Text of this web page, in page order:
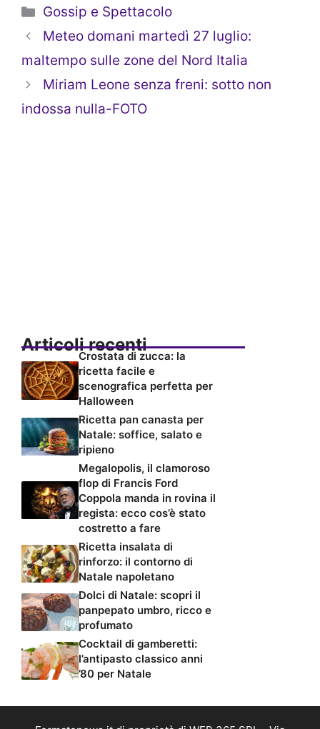
Categorie
Gossip e Spettacolo
Meteo domani martedì 27 luglio:
maltempo sulle zone del Nord Italia
Miriam Leone senza freni: sotto non
indossa nulla-FOTO
Articoli recenti
Crostata di zucca: la
ricetta facile e
scenografica perfetta per
Halloween
Ricetta pan canasta per
Natale: soffice, salato e
ripieno
Megalopolis, il clamoroso
flop di Francis Ford
Coppola manda in rovina il
regista: ecco cos’è stato
costretto a fare
Ricetta insalata di
rinforzo: il contorno di
Natale napoletano
Dolci di Natale: scopri il
panpepato umbro, ricco e
profumato
Cocktail di gamberetti:
l’antipasto classico anni
’80 per Natale